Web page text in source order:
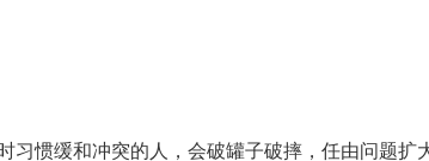
惯缓和冲突的人，会破罐子破摔，任由问题扩